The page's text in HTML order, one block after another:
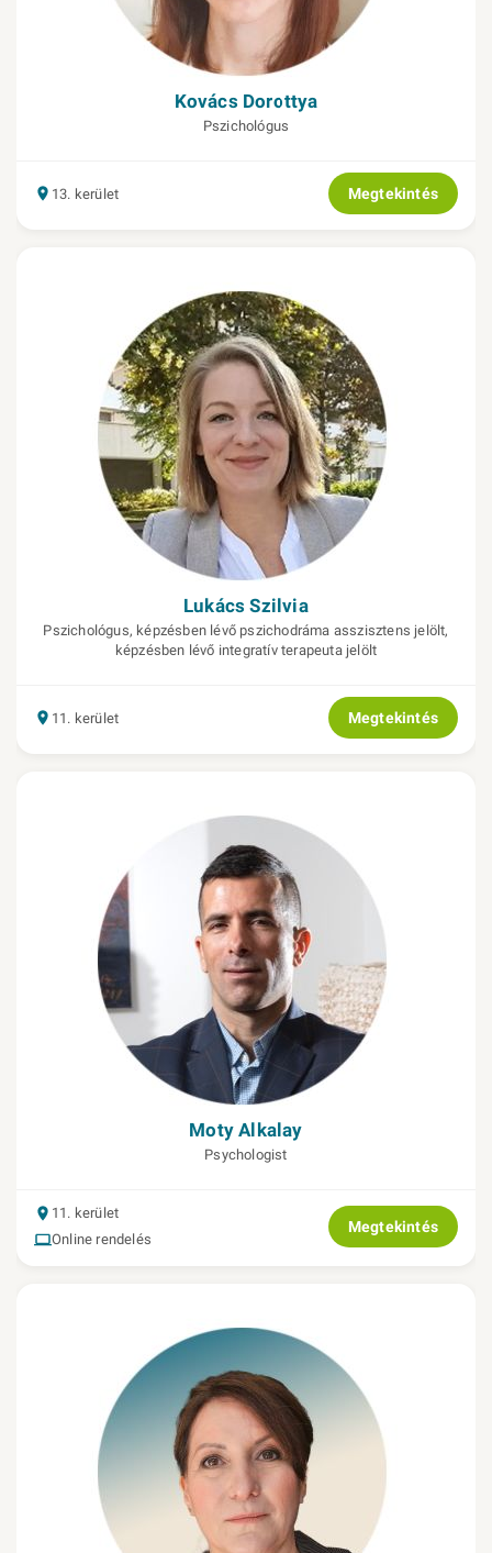
Kovács Dorottya
Pszichológus
13. kerület Megtekintés
Lukács Szilvia
Pszichológus, képzésben lévő pszichodráma asszisztens jelölt,
képzésben lévő integratív terapeuta jelölt
11. kerület Megtekintés
Moty Alkalay
Psychologist
11. kerület
Online rendelés
Megtekintés